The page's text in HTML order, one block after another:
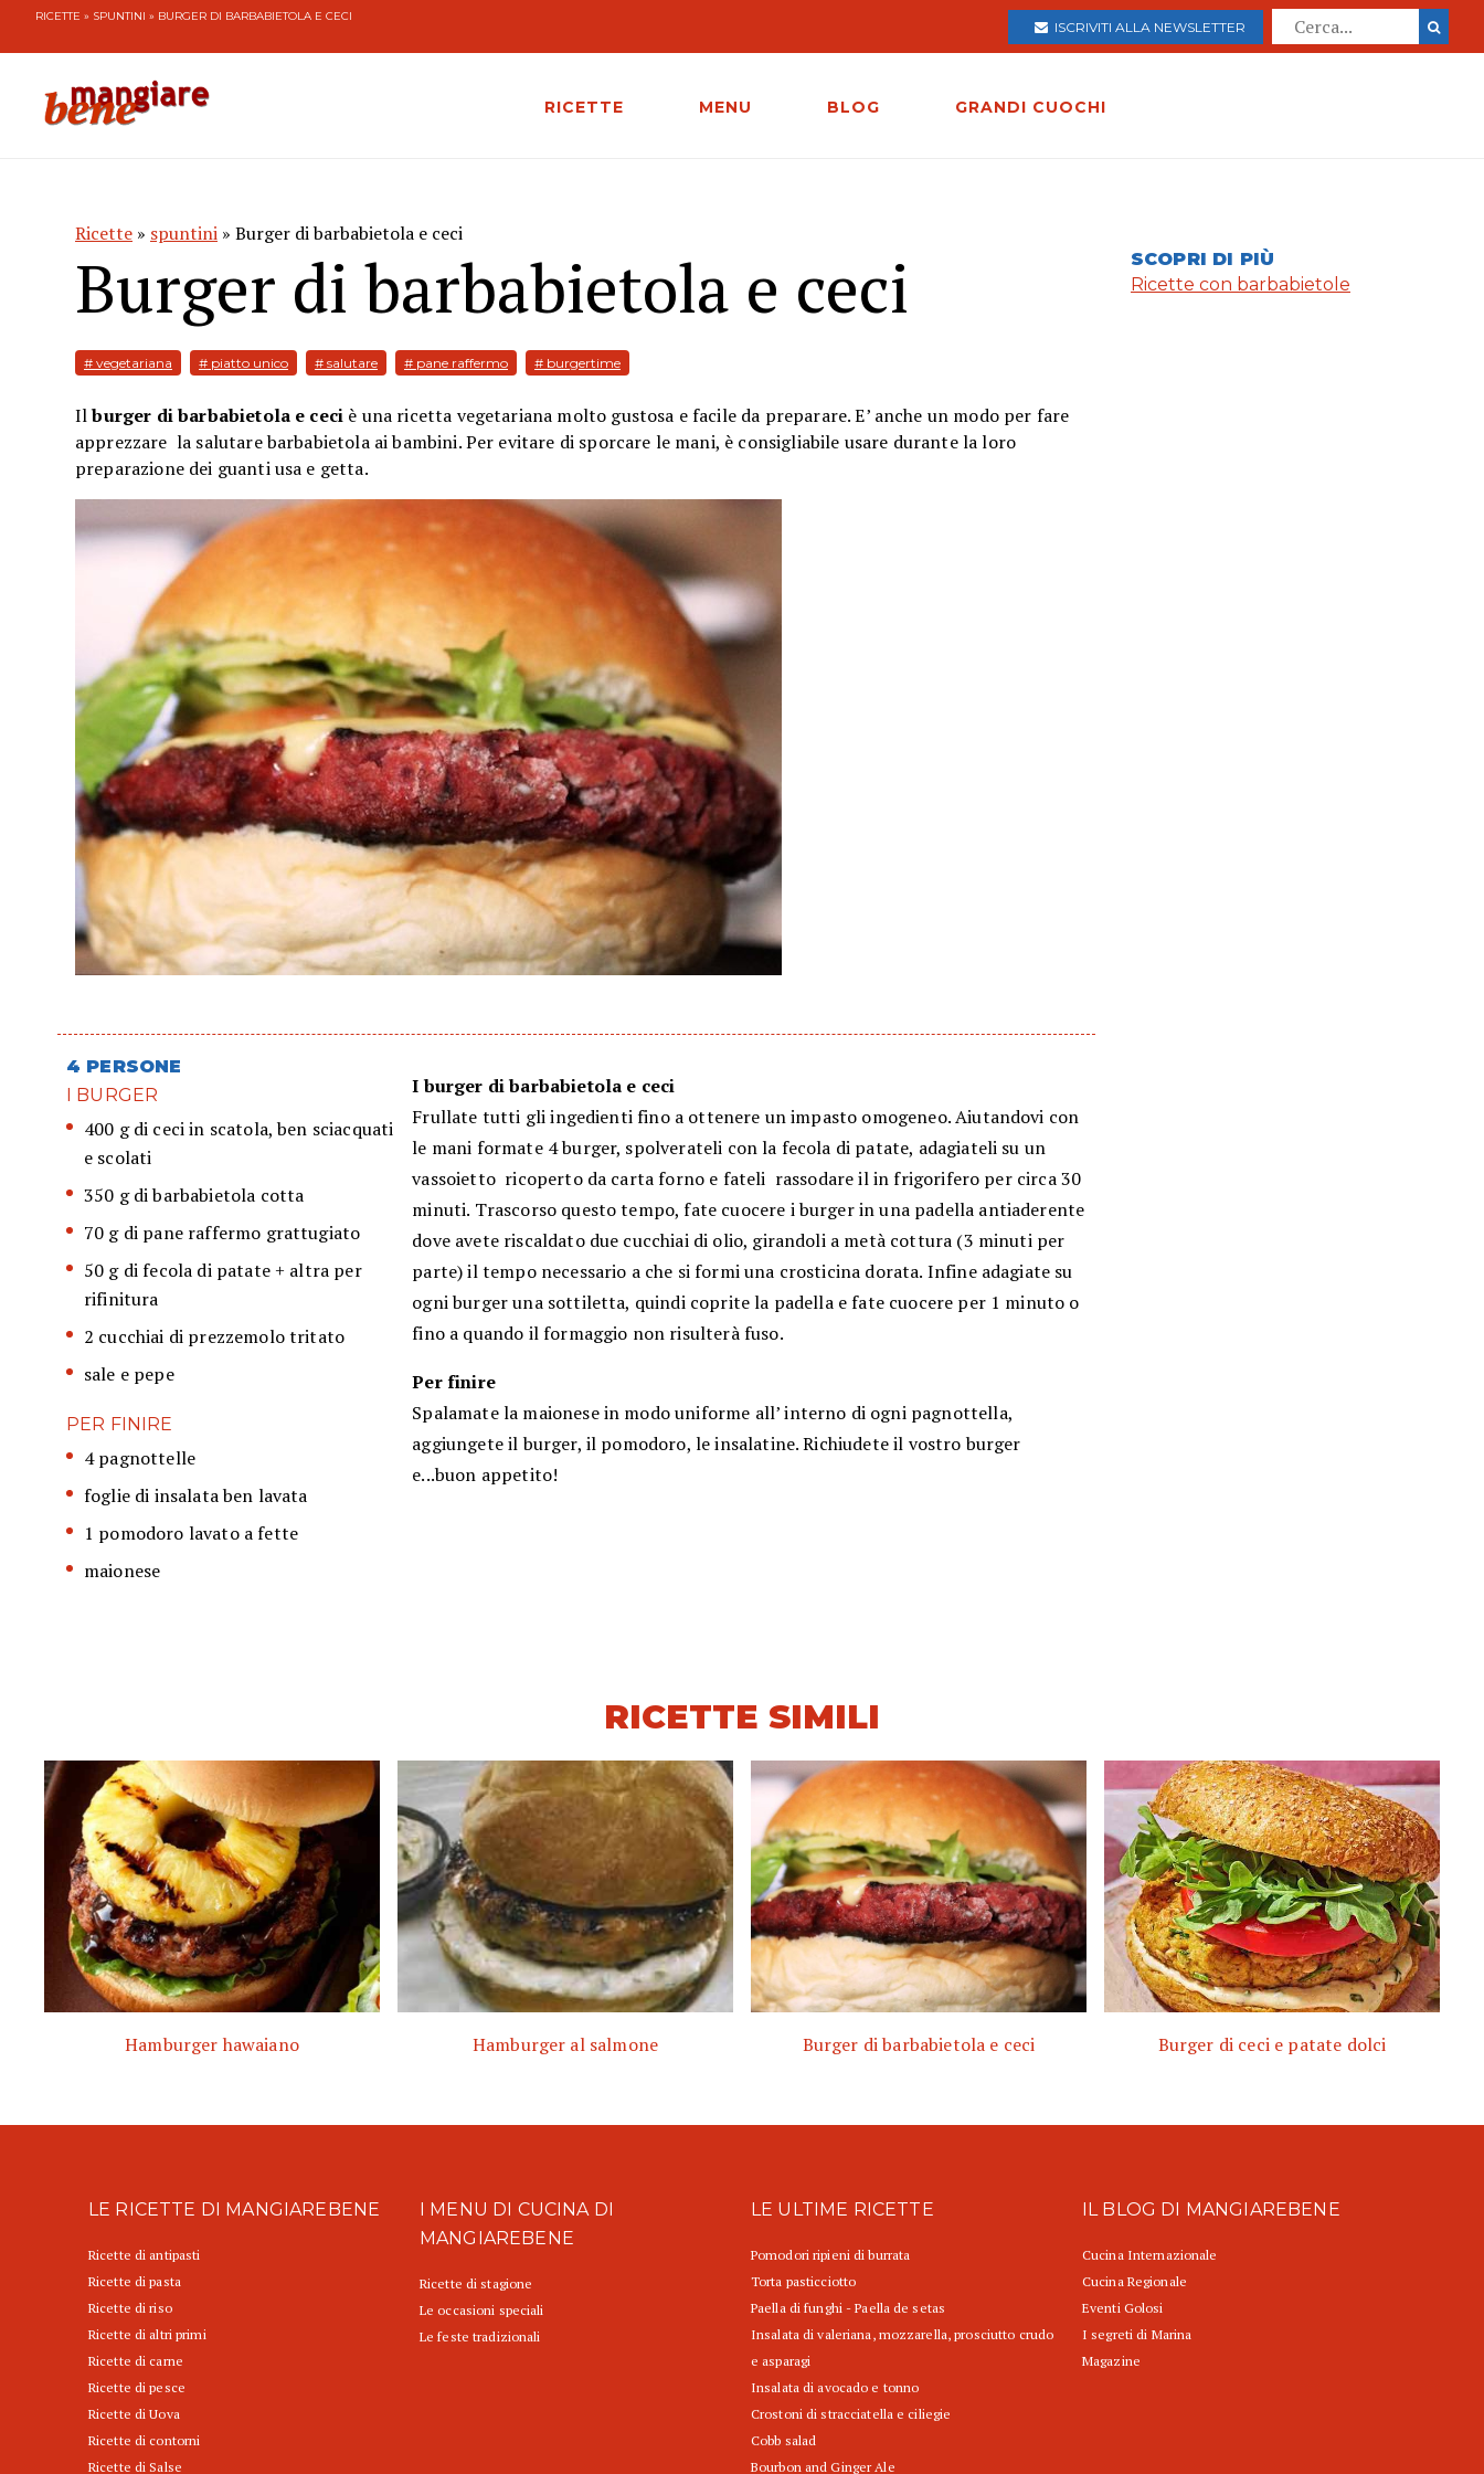
RICETTE » SPUNTINI » BURGER DI BARBABIETOLA E CECI
ISCRIVITI ALLA NEWSLETTER
RICETTE MENU BLOG GRANDI CUOCHI
Ricette » spuntini » Burger di barbabietola e ceci
Burger di barbabietola e ceci
# vegetariana # piatto unico # salutare # pane raffermo # burgertime
Ilburger di barbabietola e ceci è una ricetta vegetariana molto gustosa e facile da preparare. E’ anche un modo per fare
apprezzare la salutare barbabietola ai bambini. Per evitare di sporcare le mani, è consigliabile usare durante la loro
preparazione dei guanti usa e getta.
4 PERSONE
I BURGER
400 g di ceci in scatola, ben sciacquati
e scolati
350 g di barbabietola cotta
70 g di pane raffermo grattugiato
50 g di fecola di patate + altra per
rifinitura
2 cucchiai di prezzemolo tritato
sale e pepe
PER FINIRE
4 pagnottelle
foglie di insalata ben lavata
1 pomodoro lavato a fette
maionese
I burger di barbabietola e ceci
Frullate tutti gli ingedienti fino a ottenere un impasto omogeneo. Aiutandovi con
le mani formate 4 burger, spolverateli con la fecola di patate, adagiateli su un
vassoietto ricoperto da carta forno e fateli rassodare il in frigorifero per circa 30
minuti. Trascorso questo tempo, fate cuocere i burger in una padella antiaderente
dove avete riscaldato due cucchiai di olio, girandoli a metà cottura (3 minuti per
parte) il tempo necessario a che si formi una crosticina dorata. Infine adagiate su
ogni burger una sottiletta, quindi coprite la padella e fate cuocere per 1 minuto o
fino a quando il formaggio non risulterà fuso.
Per finire
Spalamate la maionese in modo uniforme all’ interno di ogni pagnottella,
aggiungete il burger, il pomodoro, le insalatine. Richiudete il vostro burger
e...buon appetito!
SCOPRI DI PIÙ
Ricette con barbabietole
RICETTE SIMILI
Hamburger hawaiano Hamburger al salmone Burger di barbabietola e ceci Burger di ceci e patate dolci
LE RICETTE DI MANGIAREBENE
Ricette di antipasti
Ricette di pasta
Ricette di riso
Ricette di altri primi
Ricette di carne
Ricette di pesce
Ricette di Uova
Ricette di contorni
Ricette di Salse
I MENU DI CUCINA DI
MANGIAREBENE
Ricette di stagione
Le occasioni speciali
Le feste tradizionali
LE ULTIME RICETTE
Pomodori ripieni di burrata
Torta pasticciotto
Paella di funghi - Paella de setas
Insalata di valeriana, mozzarella, prosciutto crudo
e asparagi
Insalata di avocado e tonno
Crostoni di stracciatella e ciliegie
Cobb salad
Bourbon and Ginger Ale
IL BLOG DI MANGIAREBENE
Cucina Internazionale
Cucina Regionale
Eventi Golosi
I segreti di Marina
Magazine